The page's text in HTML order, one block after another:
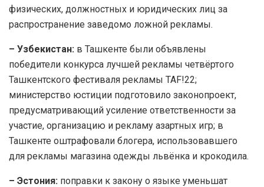
физических, должностных и юридических лиц за
распространение заведомо ложной рекламы.
– Узбекистан: в Ташкенте были объявлены
победители конкурса лучшей рекламы четвёртого
Ташкентского фестиваля рекламы TAF!22;
министерство юстиции подготовило законопроект,
предусматривающий усиление ответственности за
участие, организацию и рекламу азартных игр; в
Ташкенте оштрафовали блогера, использовавшего
для рекламы магазина одежды львёнка и крокодила.
– Эстония: поправки к закону о языке уменьшат